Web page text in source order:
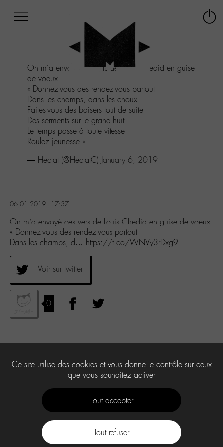
au
menu
Aller
contenu
Aller
recherche
On m'a envoyé ces vers de Louis Chedid en guise
de voeux.
« Donnez-vous des rendez-vous partout
Dans les champs, dans les choux
Faites-vous des baisers tout de suite
Des serments sur le grand huit
Le temps passe à toute vitesse
Roulez jeunesse »
— Heclat (@HeclatC) January 6, 2019
06.01.2019 - 17:37
On m’a envoyé ces vers de Louis Chedid en guise de voeux.
« Donnez-vous des rendez-vous partout
Dans les champs, d… https://t.co/WNVy3rDxg9
Voir sur twitter
0
Ce site utilise des cookies et vous donne le contrôle sur ceux
que vous souhaitez activer
Tout accepter
Tout refuser